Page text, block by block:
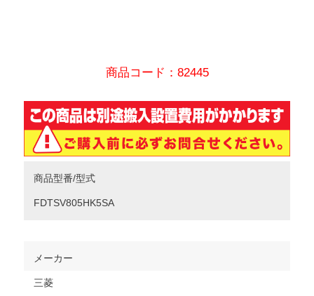
商品コード：82445
商品型番/型式
FDTSV805HK5SA
メーカー
三菱